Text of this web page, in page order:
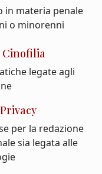
in materia penale
o minorenni
Cinofilia
legate agli
per la redazione
sia legata alle